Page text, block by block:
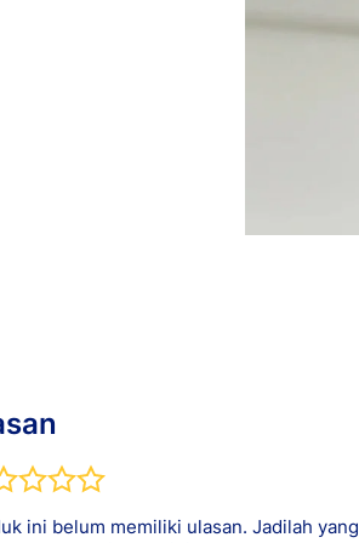
ini belum memiliki ulasan. Jadilah yang